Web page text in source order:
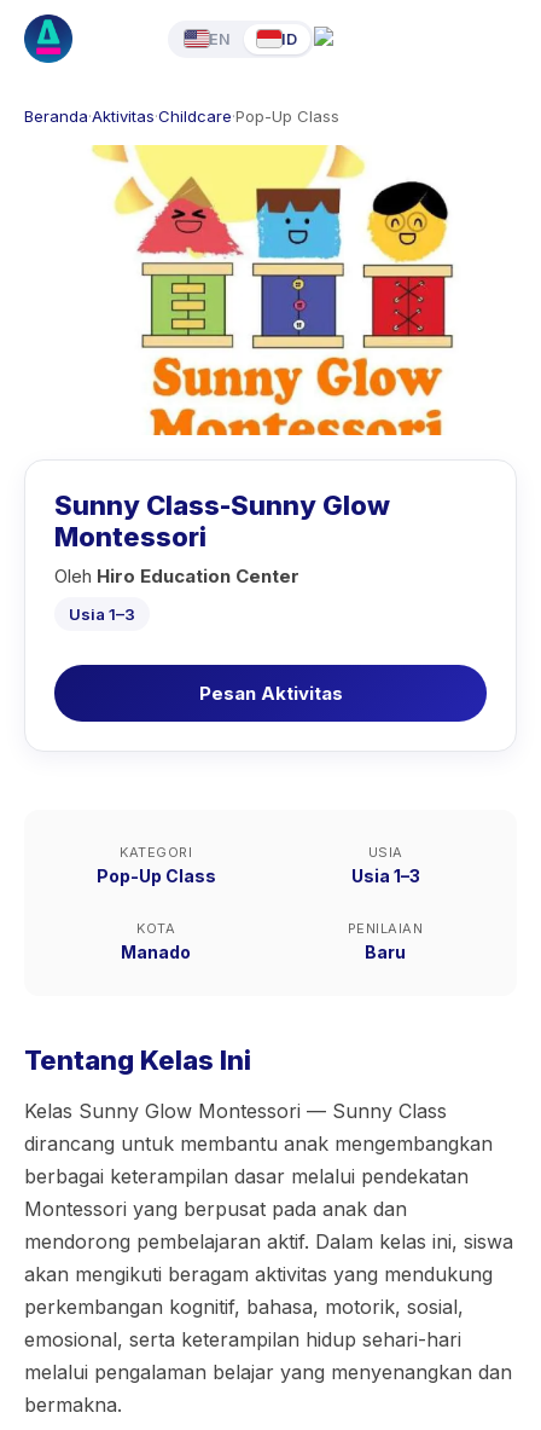
EN ID
Beranda·Aktivitas·Childcare·Pop-Up Class
Sunny Class-Sunny Glow
Montessori
Oleh Hiro Education Center
Usia 1–3
Pesan Aktivitas
KATEGORI
Pop-Up Class
USIA
Usia 1–3
KOTA
Manado
PENILAIAN
Baru
Tentang Kelas Ini
Kelas Sunny Glow Montessori — Sunny Class
dirancang untuk membantu anak mengembangkan
berbagai keterampilan dasar melalui pendekatan
Montessori yang berpusat pada anak dan
mendorong pembelajaran aktif. Dalam kelas ini, siswa
akan mengikuti beragam aktivitas yang mendukung
perkembangan kognitif, bahasa, motorik, sosial,
emosional, serta keterampilan hidup sehari-hari
melalui pengalaman belajar yang menyenangkan dan
bermakna.